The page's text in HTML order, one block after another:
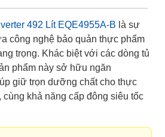
492 Lít EQE4955A-B là sự
công nghệ bảo quản thực phẩm
trọng. Khác biệt với các dòng tủ
phẩm này sở hữu ngăn
giữ trọn dưỡng chất cho thực
cùng khả năng cấp đông siêu tốc